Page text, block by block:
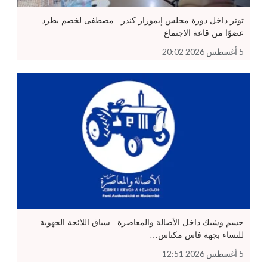
توتر داخل دورة مجلس إيموزار كندر.. مصطفى لخصم يطرد
عضوًا من قاعة الاجتماع
5 أغسطس 2026 20:02
حسم وشيك داخل الأصالة والمعاصرة.. سباق اللائحة الجهوية
للنساء بجهة فاس مكناس…
5 أغسطس 2026 12:51